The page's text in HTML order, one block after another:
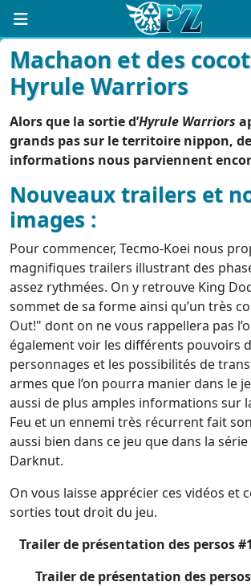
Machaon et des
Hyrule Warriors
Alors que la sortie d’Hyrule Warriors
grands pas sur le territoire nippon,
informations nous parviennent
Nouveaux trailers et
images :
Pour commencer, Tecmo-Koei nous
magnifiques trailers illustrant des
assez rythmées. On y retrouve King
sommet de sa forme ainsi qu’un très
Out!" dont on ne vous rappellera pas
également voir les différents pouvoirs
personnages et les possibilités de
armes que l’on pourra manier dans le
aussi de plus amples informations sur
Feu et un ennemi très récurrent fait
aussi bien dans ce jeu que dans la
Darknut.
On vous laisse apprécier ces vidéos et
sorties tout droit du jeu.
Trailer de présentation des persos
Trailer de présentation des